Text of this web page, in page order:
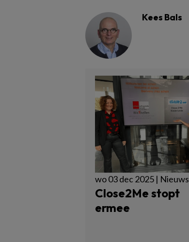
Kees Bals
wo 03 dec 2025 | Nieuws
Close2Me stopt
ermee